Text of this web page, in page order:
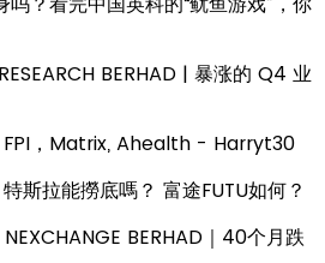
BERHAD | 暴涨的 Q4 业
FPI，Matrix, Ahealth - Harryt30
斯拉能撈底嗎？ 富途FUTU如何？
BERHAD｜40个月跌